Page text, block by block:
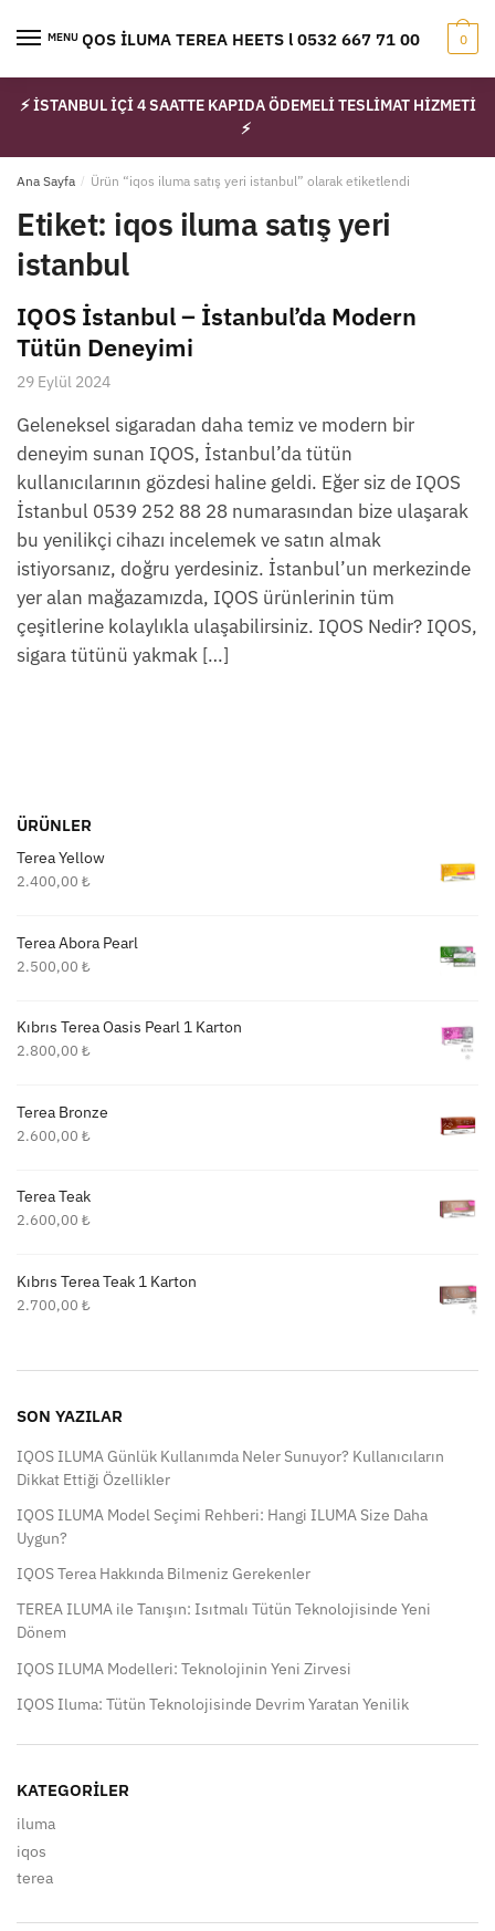
MENUIQOS İLUMA TEREA HEETS l 0532 667 71 00 0
⚡ İSTANBUL İÇİ 4 SAATTE KAPIDA ÖDEMELİ TESLİMAT HİZMETİ
⚡
Ana Sayfa / Ürün “iqos iluma satış yeri istanbul” olarak etiketlendi
Etiket: iqos iluma satış yeri
istanbul
IQOS İstanbul – İstanbul’da Modern
Tütün Deneyimi
29 Eylül 2024
Geleneksel sigaradan daha temiz ve modern bir
deneyim sunan IQOS, İstanbul’da tütün
kullanıcılarının gözdesi haline geldi. Eğer siz de IQOS
İstanbul 0539 252 88 28 numarasından bize ulaşarak
bu yenilikçi cihazı incelemek ve satın almak
istiyorsanız, doğru yerdesiniz. İstanbul’un merkezinde
yer alan mağazamızda, IQOS ürünlerinin tüm
çeşitlerine kolaylıkla ulaşabilirsiniz. IQOS Nedir? IQOS,
sigara tütünü yakmak […]
ÜRÜNLER
Terea Yellow
2.400,00 ₺
Terea Abora Pearl
2.500,00 ₺
Kıbrıs Terea Oasis Pearl 1 Karton
2.800,00 ₺
Terea Bronze
2.600,00 ₺
Terea Teak
2.600,00 ₺
Kıbrıs Terea Teak 1 Karton
2.700,00 ₺
SON YAZILAR
IQOS ILUMA Günlük Kullanımda Neler Sunuyor? Kullanıcıların
Dikkat Ettiği Özellikler
IQOS ILUMA Model Seçimi Rehberi: Hangi ILUMA Size Daha
Uygun?
IQOS Terea Hakkında Bilmeniz Gerekenler
TEREA ILUMA ile Tanışın: Isıtmalı Tütün Teknolojisinde Yeni
Dönem
IQOS ILUMA Modelleri: Teknolojinin Yeni Zirvesi
IQOS Iluma: Tütün Teknolojisinde Devrim Yaratan Yenilik
KATEGORILER
iluma
iqos
terea